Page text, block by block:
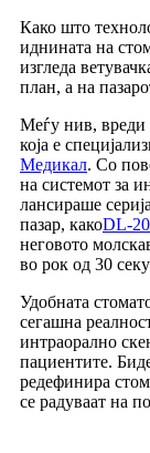
Како што
иднината на
изгледа
план, а на
Меѓу нив, вреди
која е
Медикал. Со
на системот за
лансираше
пазар, какоDL-
неговото
во рок од 30
Удобната
сегашна
интраорално
пациентите.
редефинира
се радуваат на